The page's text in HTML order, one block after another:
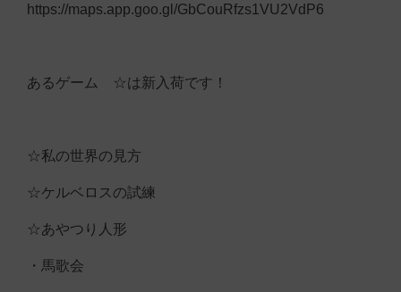
https://maps.app.goo.gl/GbCouRfzs1VU2VdP6
あるゲーム ☆は新入荷です！
☆私の世界の見方
☆ケルベロスの試練
☆あやつり人形
・馬歌会